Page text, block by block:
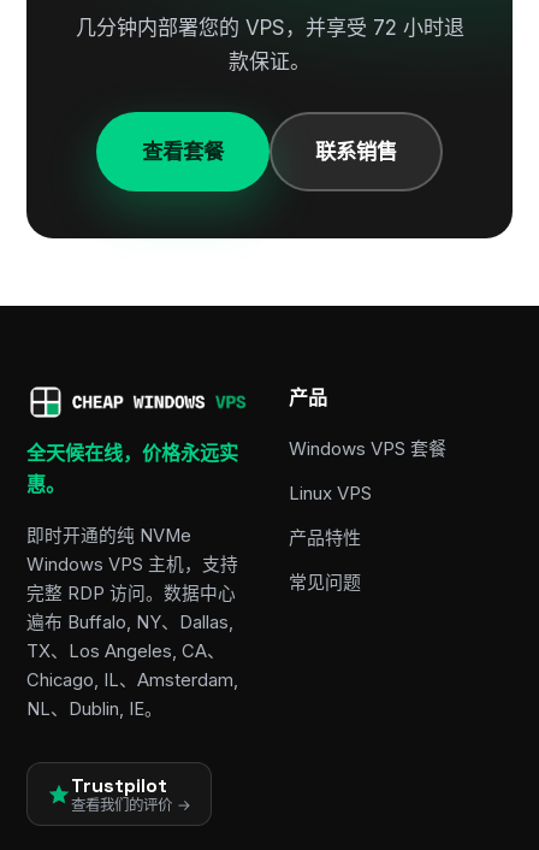
几分钟内部署您的 VPS，并享受 72 小时退
款保证。
查看套餐 联系销售
全天候在线，价格永远实
惠。
即时开通的纯 NVMe
Windows VPS 主机，支持
完整 RDP 访问。数据中心
遍布 Buffalo, NY、Dallas,
TX、Los Angeles, CA、
Chicago, IL、Amsterdam,
NL、Dublin, IE。
Trustpilot
查看我们的评价 →
产品
Windows VPS 套餐
Linux VPS
产品特性
常见问题